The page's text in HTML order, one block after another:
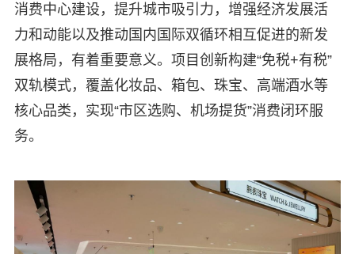
消费中心建设，提升城市吸引力，增强经济发展活
力和动能以及推动国内国际双循环相互促进的新发
展格局，有着重要意义。项目创新构建“免税+有税”
双轨模式，覆盖化妆品、箱包、珠宝、高端酒水等
核心品类，实现“市区选购、机场提货”消费闭环服
务。